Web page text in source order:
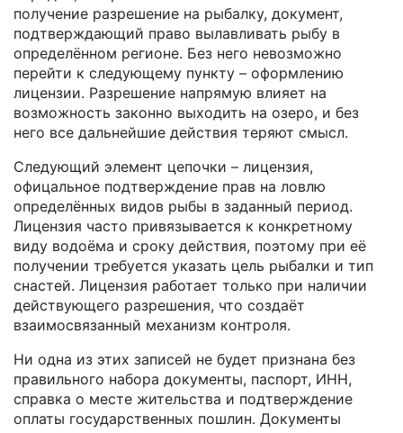
получение разрешение на рыбалку, документ,
подтверждающий право вылавливать рыбу в
определённом регионе. Без него невозможно
перейти к следующему пункту – оформлению
лицензии. Разрешение напрямую влияет на
возможность законно выходить на озеро, и без
него все дальнейшие действия теряют смысл.
Следующий элемент цепочки – лицензия,
офицальное подтверждение прав на ловлю
определённых видов рыбы в заданный период.
Лицензия часто привязывается к конкретному
виду водоёма и сроку действия, поэтому при её
получении требуется указать цель рыбалки и тип
снастей. Лицензия работает только при наличии
действующего разрешения, что создаёт
взаимосвязанный механизм контроля.
Ни одна из этих записей не будет признана без
правильного набора документы, паспорт, ИНН,
справка о месте жительства и подтверждение
оплаты государственных пошлин. Документы